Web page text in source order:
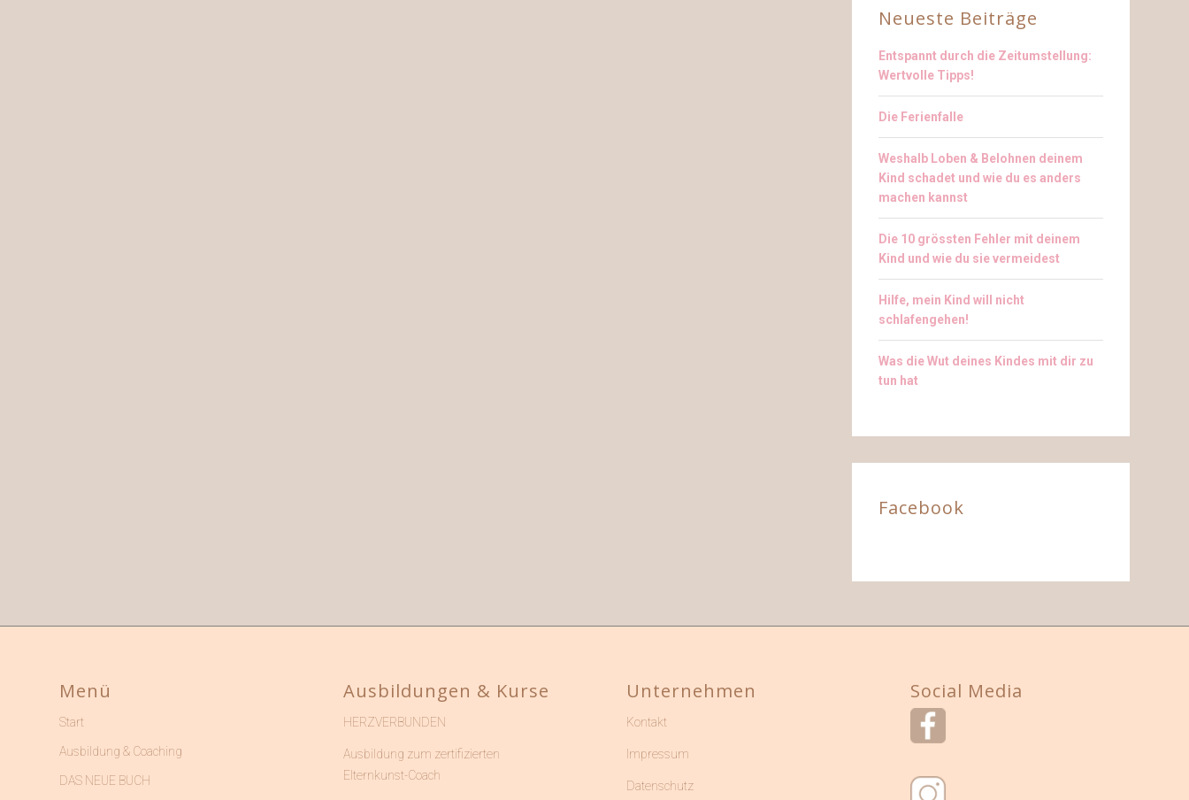
Neueste Beiträge
Entspannt durch die Zeitumstellung:
Wertvolle Tipps!
Die Ferienfalle
Weshalb Loben & Belohnen deinem
Kind schadet und wie du es anders
machen kannst
Die 10 grössten Fehler mit deinem
Kind und wie du sie vermeidest
Hilfe, mein Kind will nicht
schlafengehen!
Was die Wut deines Kindes mit dir zu
tun hat
Facebook
Menü
Start
Ausbildung & Coaching
DAS NEUE BUCH
Ausbildungen & Kurse
HERZVERBUNDEN
Ausbildung zum zertifizierten
Elternkunst-Coach
Unternehmen
Kontakt
Impressum
Datenschutz
Social Media